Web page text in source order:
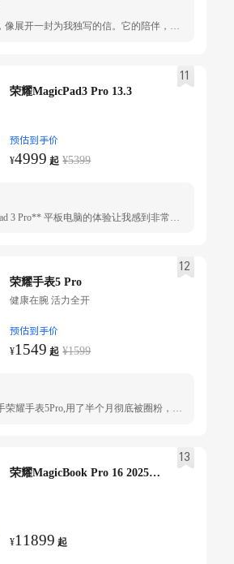
收到荣耀500Pro时，像展开一封为我独写的信。它的陪伴，让寻常日子泛起了细密的光。 最触动我的，是它凝视世界的方式。镜头下的生活忽然有了诗的质地：枯萎植物的叶脉成为地图，窗上雨痕折射出彩虹，黄昏的光被细细收藏。它教会我，美不在远方，而在俯身拾起的此刻。 它更是沉默的守护者。续航如深海般可靠，陪伴我漫长的日夜而不倦；信号如古树根脉，在角落深处依然紧握一缕连接。它不喧哗，却总在需要时稳稳接住我所有的表达——那些深夜未写完的字句、偶然闪现的灵感、与亲人通话时忍不住的笑意。 科技在此隐退为温暖的背景。我钟意的，正是这份笃定的“懂得”——它不只是一台设备，更是时光的见证者，以沉静的姿态将流动的日常沉淀为确切的珍贵。在纷繁的世界里，它让我确信：真正的陪伴，是让你更安心地成为自己。
11
荣耀MagicPad3 Pro 13.3
预估到手价
¥4999 起 ¥5399
12
荣耀手表5 Pro
健康在腕 活力全开
预估到手价
¥1549 起 ¥1599
13
荣耀MagicBook Pro 16 2025 HUNTER版
¥11899 起